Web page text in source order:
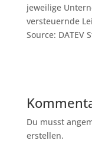
jeweilige
versteuernde
Source: DATEV
Du musst
erstellen.